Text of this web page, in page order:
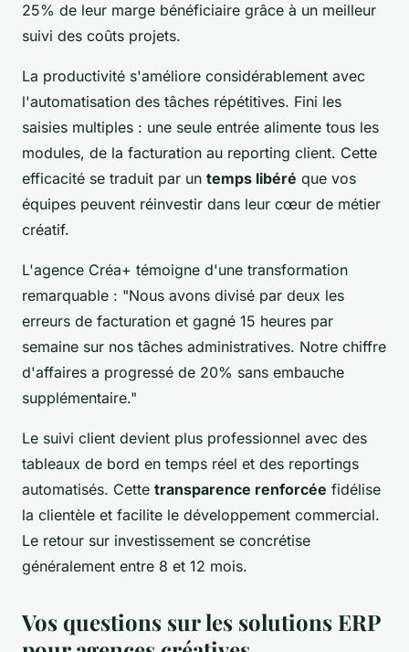
25% de leur marge bénéficiaire grâce à un meilleur
suivi des coûts projets.
La productivité s'améliore considérablement avec
l'automatisation des tâches répétitives. Fini les
saisies multiples : une seule entrée alimente tous les
modules, de la facturation au reporting client. Cette
efficacité se traduit par un temps libéré que vos
équipes peuvent réinvestir dans leur cœur de métier
créatif.
L'agence Créa+ témoigne d'une transformation
remarquable : "Nous avons divisé par deux les
erreurs de facturation et gagné 15 heures par
semaine sur nos tâches administratives. Notre chiffre
d'affaires a progressé de 20% sans embauche
supplémentaire."
Le suivi client devient plus professionnel avec des
tableaux de bord en temps réel et des reportings
automatisés. Cette transparence renforcée fidélise
la clientèle et facilite le développement commercial.
Le retour sur investissement se concrétise
généralement entre 8 et 12 mois.
Vos questions sur les solutions ERP